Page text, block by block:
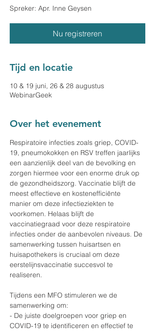
Spreker: Apr. Inne Geysen
Nu registreren
Tijd en locatie
10 & 19 juni, 26 & 28 augustus
WebinarGeek
Over het evenement
Respiratoire infecties zoals griep, COVID-
19, pneumokokken en RSV treffen jaarlijks
een aanzienlijk deel van de bevolking en
zorgen hiermee voor een enorme druk op
de gezondheidszorg. Vaccinatie blijft de
meest effectieve en kostenefficiënte
manier om deze infectieziekten te
voorkomen. Helaas blijft de
vaccinatiegraad voor deze respiratoire
infecties onder de aanbevolen niveaus. De
samenwerking tussen huisartsen en
huisapothekers is cruciaal om deze
eerstelijnsvaccinatie succesvol te
realiseren.
Tijdens een MFO stimuleren we de
samenwerking om:
- De juiste doelgroepen voor griep en
COVID-19 te identificeren en effectief te